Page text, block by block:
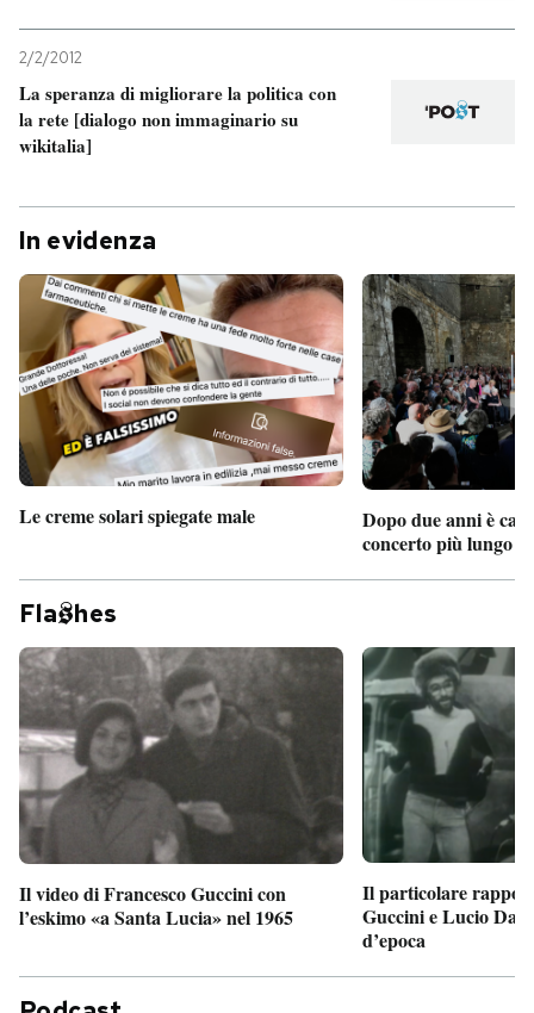
2/2/2012
La speranza di migliorare la politica con
la rete [dialogo non immaginario su
wikitalia]
In evidenza
Le creme solari spiegate male
Dopo due anni è
concerto più lungo
Fla hes
Il video di Francesco Guccini con
l’eskimo «a Santa Lucia» nel 1965
Il particolare
Guccini e Lucio
d’epoca